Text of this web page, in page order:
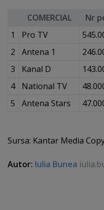
COMERCIAL Nr
1
Pro TV
2
Antena 1
3
Kanal D
4
National TV
5
Antena Stars
Sursa: Kantar Media
Autor: Iulia Bunea